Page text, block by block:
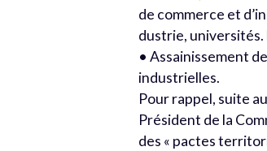
de commerce et
dustrie,
• Assainissement
industrielles.
Pour rappel, suite
Président de la
des « pactes